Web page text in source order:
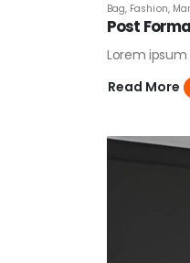
Bag, Fashion,
Post
Lorem
Read More